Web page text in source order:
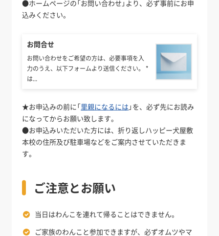
●ホームページの「お問い合わせ」より、必ず事前にお申
込みください。
お問合せ
お問い合わせをご希望の方は、必要事項を入
力のうえ、以下フォームより送信ください。 *
は...
★お申込みの前に「里親になるには 」を、必ず先にお読み
になってからお願い致します。
●お申込みいただいた方には、折り返しハッピー犬屋敷
本校の住所及び駐車場などをご案内させていただきま
す。
ご注意とお願い
当日はわんこを連れて帰ることはできません。
ご家族のわんこと参加できますが、必ずオムツやマ